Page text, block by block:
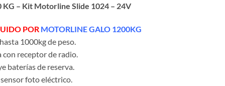
– Kit Motorline Slide 1024 – 24V
POR MOTORLINE GALO 1200KG
1000kg de peso.
receptor de radio.
baterías de reserva.
foto eléctrico.